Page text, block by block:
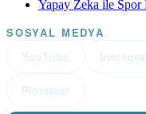
Yapay Zeka ile
SOSYAL MEDYA